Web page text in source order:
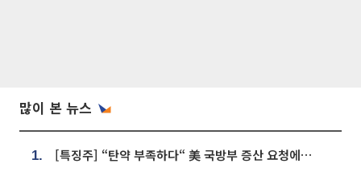
많이 본 뉴스
1. [특징주] “탄약 부족하다“ 美 국방부 증산 요청에⋯국내 방산주 급등세